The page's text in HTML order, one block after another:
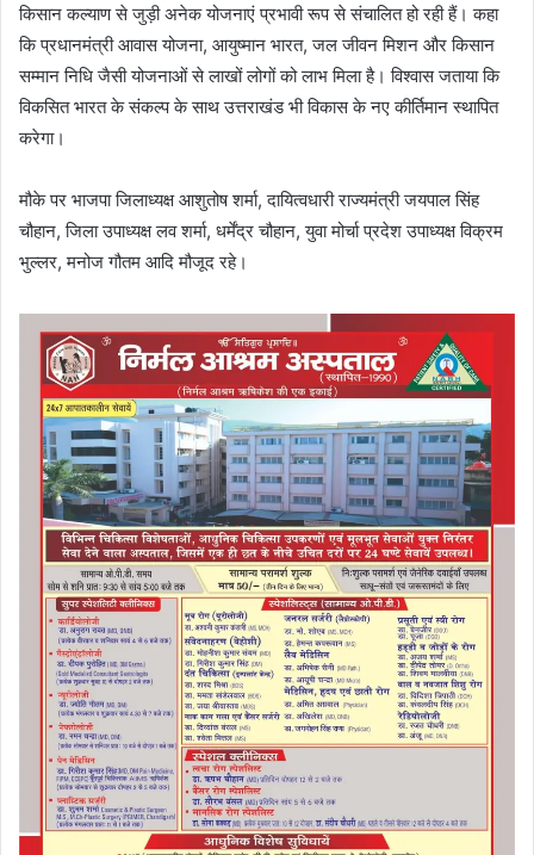
किसान कल्याण से जुड़ी अनेक योजनाएं प्रभावी रूप से संचालित हो रही हैं। कहा
कि प्रधानमंत्री आवास योजना, आयुष्मान भारत, जल जीवन मिशन और किसान
सम्मान निधि जैसी योजनाओं से लाखों लोगों को लाभ मिला है। विश्वास जताया कि
विकसित भारत के संकल्प के साथ उत्तराखंड भी विकास के नए कीर्तिमान स्थापित
करेगा।
मौके पर भाजपा जिलाध्यक्ष आशुतोष शर्मा, दायित्वधारी राज्यमंत्री जयपाल सिंह
चौहान, जिला उपाध्यक्ष लव शर्मा, धर्मेंद्र चौहान, युवा मोर्चा प्रदेश उपाध्यक्ष विक्रम
भुल्लर, मनोज गौतम आदि मौजूद रहे।